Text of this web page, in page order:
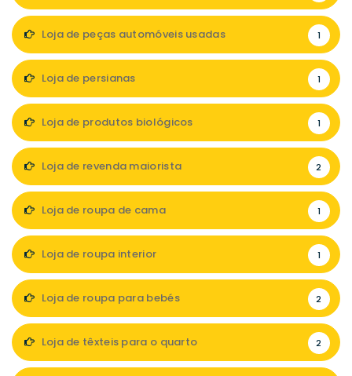
Loja de peças automóveis usadas 1
Loja de persianas 1
Loja de produtos biológicos 1
Loja de revenda maiorista 2
Loja de roupa de cama 1
Loja de roupa interior 1
Loja de roupa para bebés 2
Loja de têxteis para o quarto 2